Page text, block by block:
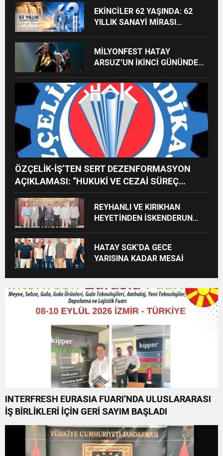
EKİNCİLER 62 YAŞINDA: 62
YILLIK SANAYİ MİRASI
MİLYONFEST HATAY
ARSUZ’UN İKİNCİ GÜNÜNDE
ALACAK
ÖZÇELİK-İŞ’TEN SERT DEZENFORMASYON
AÇIKLAMASI: “HUKUKİ VE CEZAİ SÜREÇ
BAŞLATILDI”
REYHANLI VE KIRIKHAN
HEYETİNDEN İSKENDERUN
HATAY SGK’DA GECE
YARISINA KADAR MESAİ
INTERFRESH EURASIA FUARI’NDA ULUSLARARASI
İŞ BİRLİKLERİ İÇİN GERİ SAYIM BAŞLADI